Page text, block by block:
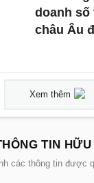
doanh số
châu Âu
Xem thêm
TIN HỮU
các thông tin được